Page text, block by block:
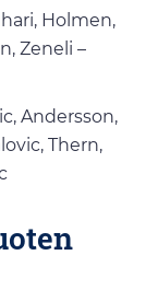
Holmen,
Zeneli –
Andersson,
Thern,